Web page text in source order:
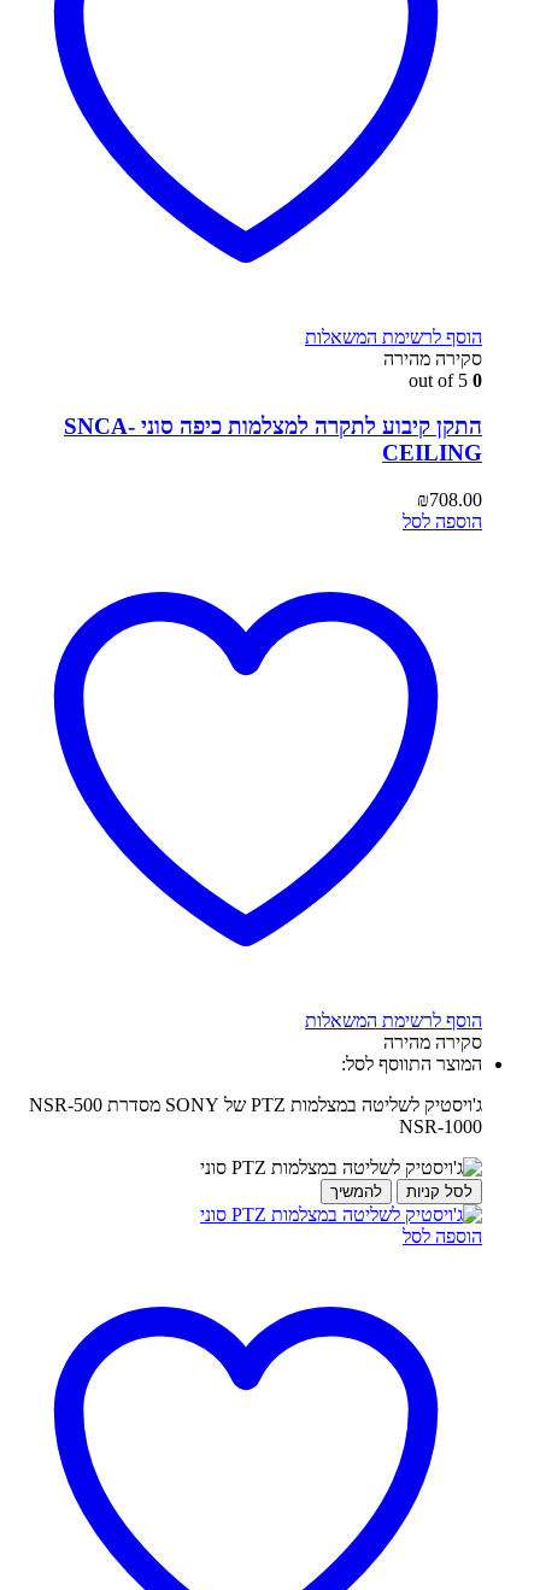
הוסף לרשימת המשאלות
סקירה מהירה
0
התקן קיבוע לתקרה למצלמות כיפה סוני SNCA-
CEILING
₪708.00
הוספה לסל
הוסף לרשימת המשאלות
סקירה מהירה
המוצר התווסף לסל:
ג'ויסטיק לשליטה במצלמות PTZ של SONY מסדרת NSR-500
NSR-1000
לסל קניות להמשיך
הוספה לסל